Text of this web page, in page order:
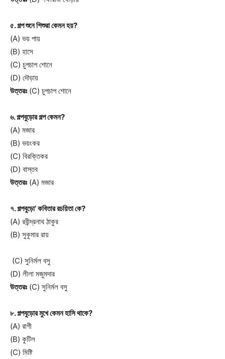
৫. গল্প শুনে শিশুরা কেমন হয়?
(A) ভয় পায়
(B) হাসে
(C) চুপচাপ শোনে
(D) দৌড়ায়
উত্তরঃ (C) চুপচাপ শোনে
৬. গল্পবুড়োর গল্প কেমন?
(A) মজার
(B) ভয়ংকর
(C) বিরক্তিকর
(D) বাস্তব
উত্তরঃ (A) মজার
৭. গল্পবুড়ো’ কবিতার রচয়িতা কে?
(A) রবীন্দ্রনাথ ঠাকুর
(B) সুকুমার রায়
(C) সুনির্মল বসু
(D) লীলা মজুমদার
উত্তরঃ (C) সুনির্মল বসু
৮. গল্পবুড়োর মুখে কেমন হাসি থাকে?
(A) রাগী
(B) কুটিল
(C) মিষ্টি